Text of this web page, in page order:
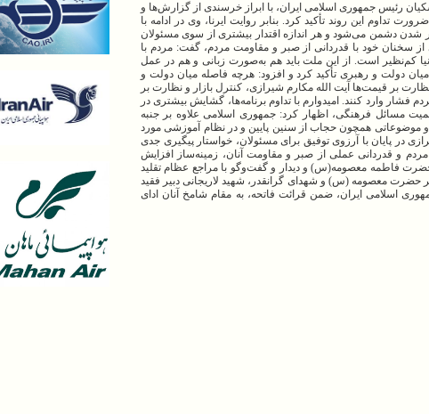
رئیس جمهوری اسلامی ایران، با ابراز خرسندی از گزارش‌ها و
تداوم این روند تأکید کرد. بنابر روایت ایرنا، وی در ادامه با
شدن دشمن می‌شود و هر اندازه اقتدار بیشتری از سوی مسئولان
سخنان خود با قدردانی از صبر و مقاومت مردم، گفت: مردم با
کم‌نظیر است. از این ملت باید هم به‌صورت زبانی و هم در عمل
دولت و رهبری تأکید کرد و افزود: هرچه فاصله میان دولت و
بر قیمت‌ها آیت الله مکارم شیرازی، کنترل بازار و نظارت بر
وارد کنند. امیدوارم با تداوم برنامه‌ها، گشایش بیشتری در
مسائل فرهنگی، اظهار کرد: جمهوری اسلامی علاوه بر جنبه
و موضوعاتی همچون حجاب از سنین پایین و در نظام آموزشی مورد
در پایان با آرزوی توفیق برای مسئولان، خواستار پیگیری جدی
و قدردانی عملی از صبر و مقاومت آنان، زمینه‌ساز افزایش
فاطمه معصومه(س) و دیدار و گفت‌وگو با مراجع عظام تقلید
معصومه (س) و شهدای گرانقدر، شهید لاریجانی دبیر فقید
اسلامی ایران، ضمن قرائت فاتحه، به مقام شامخ آنان ادای